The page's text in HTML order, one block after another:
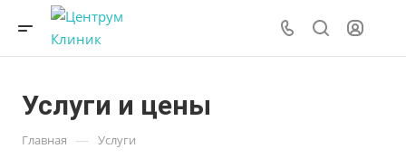
Услуги и цены
Главная — Услуги